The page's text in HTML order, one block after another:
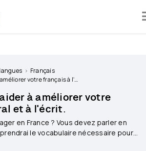
Français
votre français à l'oral et à l'écrit.
à améliorer votre
et à l'écrit.
en France ? Vous devez parler en
le vocabulaire nécessaire pour
vie privée